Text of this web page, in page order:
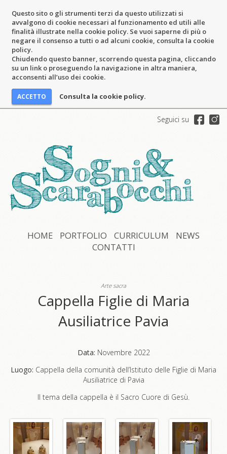
Questo sito o gli strumenti terzi da questo utilizzati si
avvalgono di cookie necessari al funzionamento ed utili alle
finalità illustrate nella cookie policy. Se vuoi saperne di più o
negare il consenso a tutti o ad alcuni cookie, consulta la cookie
policy.
Chiudendo questo banner, scorrendo questa pagina, cliccando
su un link o proseguendo la navigazione in altra maniera,
acconsenti all’uso dei cookie.
Consulta la cookie policy.
Seguici su
HOME PORTFOLIO CURRICULUM
NEWS
CONTATTI
Arte sacra
Cappella Figlie di Maria
Ausiliatrice Pavia
Data: Novembre 2022
Luogo: Cappella della comunità dell’Istituto delle Figlie di Maria
Ausiliatrice di Pavia
Il tema della cappella è il Sacro Cuore di Gesù.